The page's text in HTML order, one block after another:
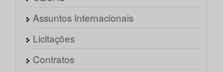
Assuntos Internacionais
Licitações
Contratos